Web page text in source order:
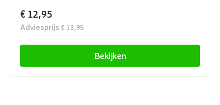
€ 12,95
Adviesprijs € 13,95
Bekijken